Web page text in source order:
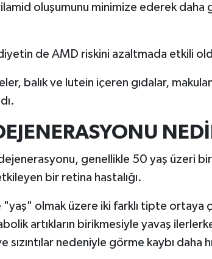
oluşumunu minimize ederek daha
diyetin de AMD riskini azaltmada etkili
balık ve lutein içeren gıdalar,
dejenerasyonu, genellikle 50 yaş üzeri
bir retina hastalığı.
"yaş" olmak üzere iki farklı tipte ortaya
artıkların birikmesiyle yavaş
sızıntılar nedeniyle görme kaybı daha